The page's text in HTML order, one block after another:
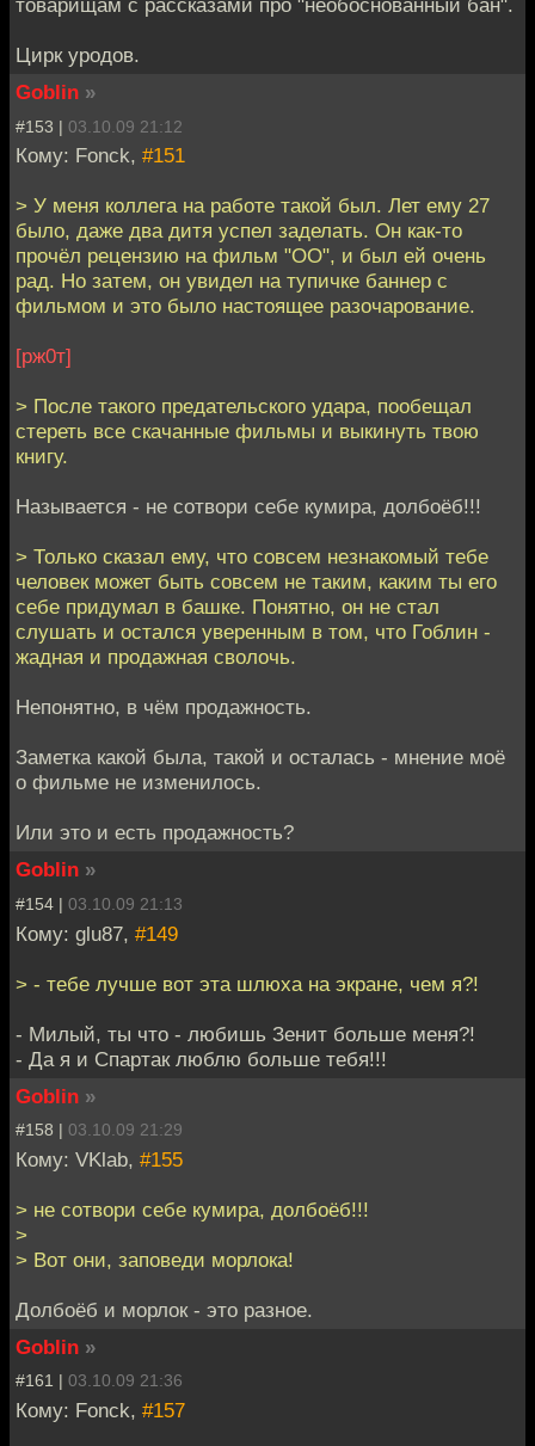
товарищам с рассказами про "необоснованный бан".
Цирк уродов.
Goblin »
#153 | 03.10.09 21:12
Кому: Fonck, #151
> У меня коллега на работе такой был. Лет ему 27
было, даже два дитя успел заделать. Он как-то
прочёл рецензию на фильм "ОО", и был ей очень
рад. Но затем, он увидел на тупичке баннер с
фильмом и это было настоящее разочарование.
[рж0т]
> После такого предательского удара, пообещал
стереть все скачанные фильмы и выкинуть твою
книгу.
Называется - не сотвори себе кумира, долбоёб!!!
> Только сказал ему, что совсем незнакомый тебе
человек может быть совсем не таким, каким ты его
себе придумал в башке. Понятно, он не стал
слушать и остался уверенным в том, что Гоблин -
жадная и продажная сволочь.
Непонятно, в чём продажность.
Заметка какой была, такой и осталась - мнение моё
о фильме не изменилось.
Или это и есть продажность?
Goblin »
#154 | 03.10.09 21:13
Кому: glu87, #149
> - тебе лучше вот эта шлюха на экране, чем я?!
- Милый, ты что - любишь Зенит больше меня?!
- Да я и Спартак люблю больше тебя!!!
Goblin »
#158 | 03.10.09 21:29
Кому: VKlab, #155
> не сотвори себе кумира, долбоёб!!!
>
> Вот они, заповеди морлока!
Долбоёб и морлок - это разное.
Goblin »
#161 | 03.10.09 21:36
Кому: Fonck, #157